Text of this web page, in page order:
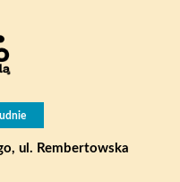
ul. Rembertowska